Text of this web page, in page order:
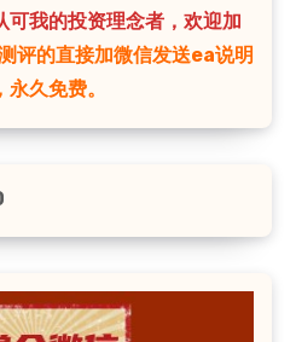
可我的投资理念者，欢迎加
评的直接加微信发送ea说明
久免费。